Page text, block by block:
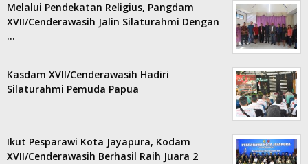
Melalui Pendekatan Religius, Pangdam
XVII/Cenderawasih Jalin Silaturahmi Dengan
…
Kasdam XVII/Cenderawasih Hadiri
Silaturahmi Pemuda Papua
Ikut Pesparawi Kota Jayapura, Kodam
XVII/Cenderawasih Berhasil Raih Juara 2